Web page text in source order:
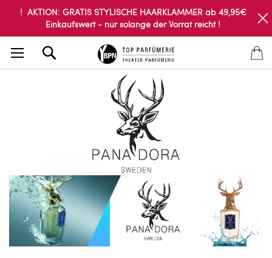
! AKTION: GRATIS STYLISCHE HAARKLAMMER ab 49,95€
Einkaufswert - nur solange der Vorrat reicht !